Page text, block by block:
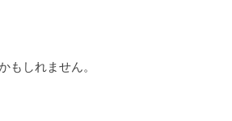
もしれません。